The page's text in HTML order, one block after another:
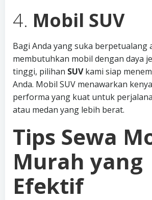
4. Mobil SUV
Bagi Anda yang suka berpetualang
membutuhkan mobil dengan daya
tinggi, pilihan SUVkami siap
Anda. Mobil SUV menawarkan
performa yang kuat untuk
atau medan yang lebih berat.
Tips Sewa
Murah yang
Efektif